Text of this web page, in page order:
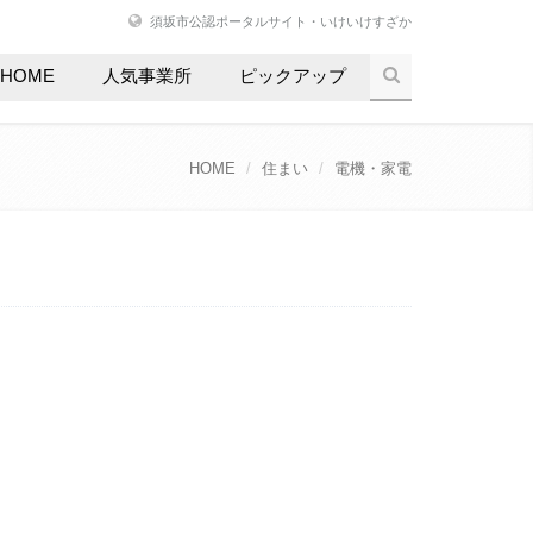
須坂市公認ポータルサイト・いけいけすざか
HOME 人気事業所 ピックアップ
HOME 住まい 電機・家電